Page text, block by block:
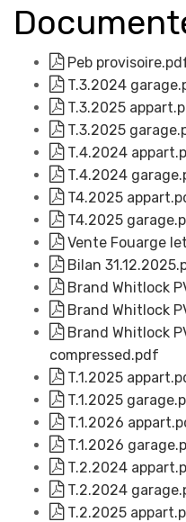
Peb
T.3.2024
T.3.2025
T.3.2025
T.4.2024
T.4.2024
T4.2025
T4.2025
Vente Fouarge
Bilan
Brand Whitlock
Brand Whitlock
Brand Whitlock
compressed.pdf
T.1.2025
T.1.2025
T.1.2026
T.1.2026
T.2.2024
T.2.2024
T.2.2025